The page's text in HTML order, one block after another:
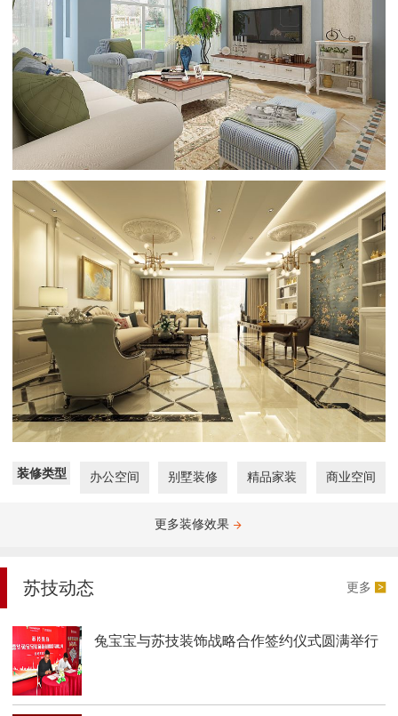
装修类型 办公空间 别墅装修 精品家装 商业空间
更多装修效果
苏技动态 更多
兔宝宝与苏技装饰战略合作签约仪式圆满举行